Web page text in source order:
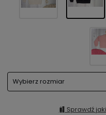
Wybierz rozmiar
Sprawdź